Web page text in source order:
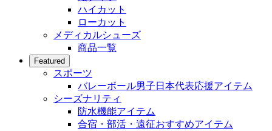
ハイカット
ローカット
メディカルシューズ
商品一覧
Featured
スポーツ
バレーボール男子日本代表応援アイテム
シーズナリティ
防水機能アイテム
合宿・部活・遠征おすすめアイテム